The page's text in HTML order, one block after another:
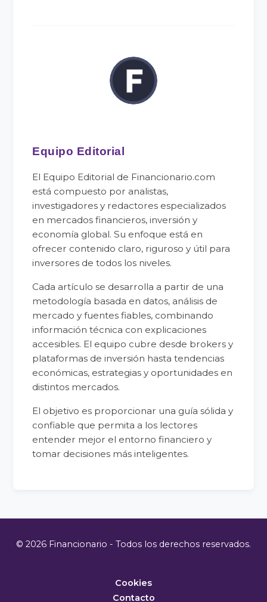
Equipo Editorial
El Equipo Editorial de Financionario.com
está compuesto por analistas,
investigadores y redactores especializados
en mercados financieros, inversión y
economía global. Su enfoque está en
ofrecer contenido claro, riguroso y útil para
inversores de todos los niveles.
Cada artículo se desarrolla a partir de una
metodología basada en datos, análisis de
mercado y fuentes fiables, combinando
información técnica con explicaciones
accesibles. El equipo cubre desde brokers y
plataformas de inversión hasta tendencias
económicas, estrategias y oportunidades en
distintos mercados.
El objetivo es proporcionar una guía sólida y
confiable que permita a los lectores
entender mejor el entorno financiero y
tomar decisiones más inteligentes.
© 2026 Financionario - Todos los derechos reservados.
Cookies
Contacto